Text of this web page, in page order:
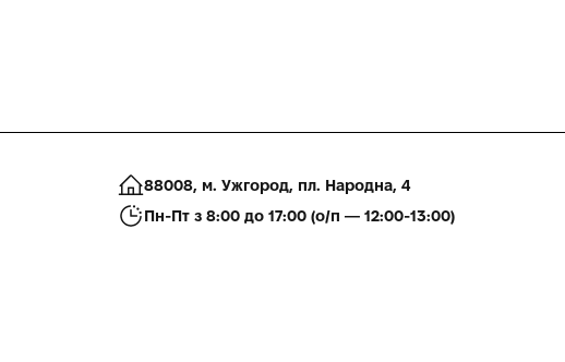
88008, м. Ужгород, пл. Народна, 4
Пн-Пт з 8:00 до 17:00 (о/п — 12:00-13:00)